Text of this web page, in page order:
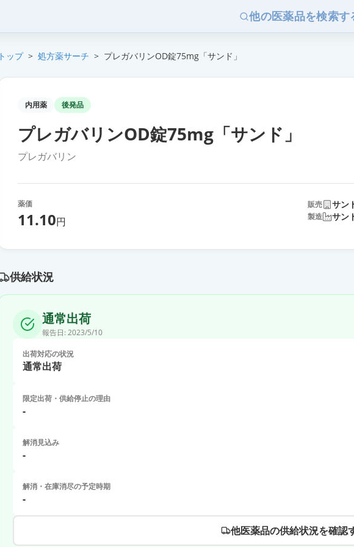
他の医薬品を検索す
トップ > 処方薬サーチ > プレガバリンOD錠75mg「サンド」
内用薬 後発品
プレガバリンOD錠75mg「サンド」
プレガバリン
薬価
11.10円
販売 サン
製造 サン
供給状況
通常出荷
報告日: 2023/5/10
出荷対応の状況
通常出荷
限定出荷・供給停止の理由
-
解消見込み
-
解消・在庫消尽の予定時期
-
他医薬品の供給状況を確認